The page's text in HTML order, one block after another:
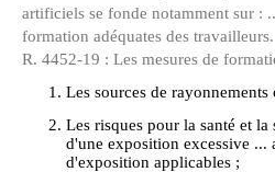
artificiels se fonde notamment sur :
formation adéquates des travailleurs.
R. 4452-19 : Les mesures de
Les sources de
Les risques pour la santé et
d'une exposition excessive ...
d'exposition applicables ;